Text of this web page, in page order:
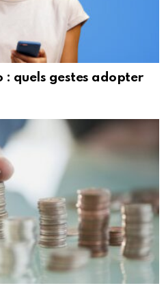
quels gestes adopter